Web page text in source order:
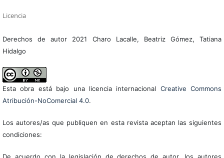
Licencia
Derechos de autor 2021 Charo Lacalle, Beatriz Gómez, Tatiana
Hidalgo
Esta obra está bajo una licencia internacional Creative Commons
Atribución-NoComercial 4.0.
Los autores/as que publiquen en esta revista aceptan las siguientes
condiciones: